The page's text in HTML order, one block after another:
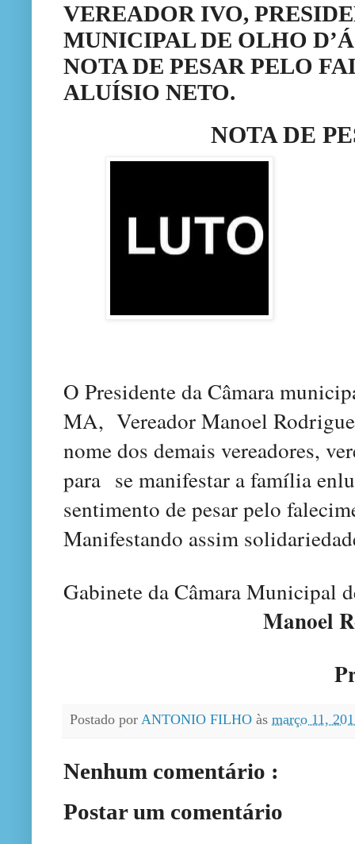
VEREADOR IVO,
MUNICIPAL DE OLHO
NOTA DE PESAR PELO
ALUÍSIO NETO.
NOTA DE
O Presidente da Câmara
MA, Vereador Manoel
nome dos demais vereadores,
para se manifestar a família
sentimento de pesar pelo
Manifestando assim
Gabinete da Câmara Municipal
Manoel
Postado por ANTONIO FILHO às março 11,
Nenhum comentário :
Postar um comentário